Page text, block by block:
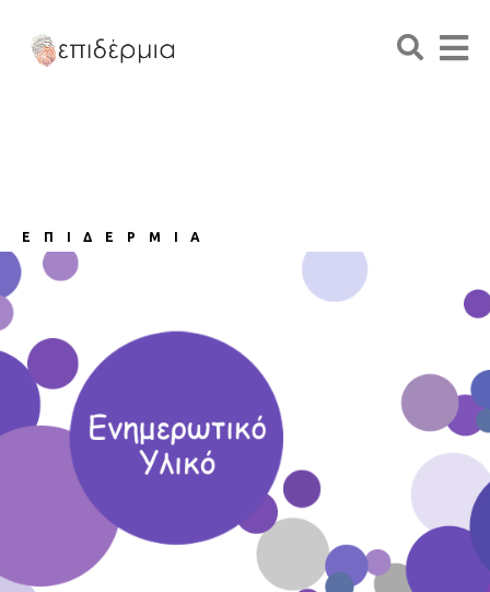
ΕΠΙΔΕΡΜΙΑ
ΕΝΗΜΕΡΩΤΙΚΟ
ΥΛΙΚΟ
Δείτε το Ενημερωτικό Υλικό του Επιδέρμια,
που περιλαμβάνει έντυπα, βίντεο,